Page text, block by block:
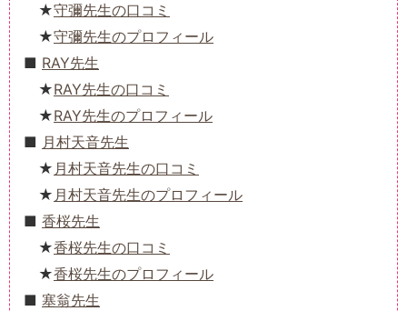
守彌先生の口コミ
守彌先生のプロフィール
RAY先生
RAY先生の口コミ
RAY先生のプロフィール
月村天音先生
月村天音先生の口コミ
月村天音先生のプロフィール
香桜先生
香桜先生の口コミ
香桜先生のプロフィール
塞翁先生